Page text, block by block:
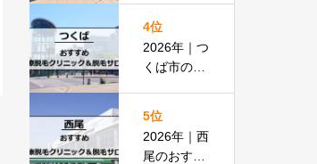
払いOKの
安い医院も
紹介
4位
2026年｜つ
くば市のお
サロン全13
選
5位
2026年｜西
尾のおすす